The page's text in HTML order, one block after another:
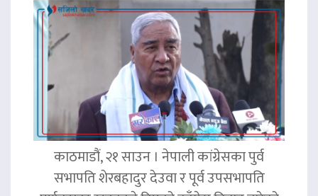
काठमाडौं, २१ साउन । नेपाली कांग्रेसका पुर्व
सभापति शेरबहादुर देउवा र पूर्व उपसभापति